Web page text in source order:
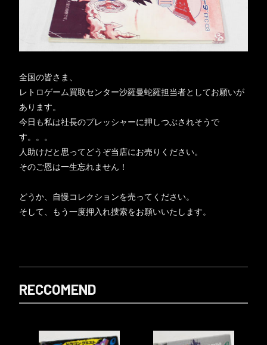
全国の皆さま、
レトロゲーム買取センター沙羅曼蛇羅担当者としてお願いが
あります。
今日も私は社長のプレッシャーに押しつぶされそうで
す。。。
人助けだと思ってどうぞ当店にお売りください。
そのご恩は一生忘れません！
どうか、自慢コレクションを売ってください。
そして、もう一度押入れ捜索をお願いいたします。
RECCOMEND